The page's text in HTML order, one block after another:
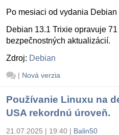
Po mesiaci od vydania
Debian 13.1 Trixie opravuje
bezpečnostných aktualizácií.
Zdroj: Debian
| Nová verzia
Používanie Linuxu na
USA rekordnú úroveň.
21.07.2025 | 19:40 | Balin50